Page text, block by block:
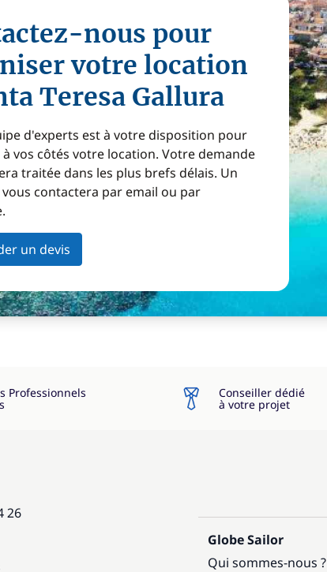
nous pour
votre location
Teresa Gallura
d'experts est à votre disposition pour
vos côtés votre location. Votre demande
traitée dans les plus brefs délais. Un
contactera par email ou par
un devis
Professionnels Conseiller dédié
à votre projet
26
Globe Sailor
Qui sommes-nous ?